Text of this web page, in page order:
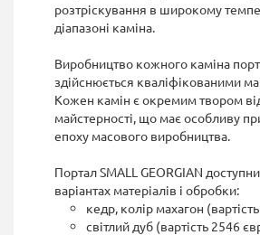
розтріскування в широкому
діапазоні каміна.
Виробництво кожного каміна
здійснюється кваліфікованими
Кожен камін є окремим твором
майстерності, що має особливу
епоху масового виробництва.
Портал SMALL GEORGIAN
варіантах матеріалів і обробки:
кедр, колір махагон
світлий дуб (вартість 2546